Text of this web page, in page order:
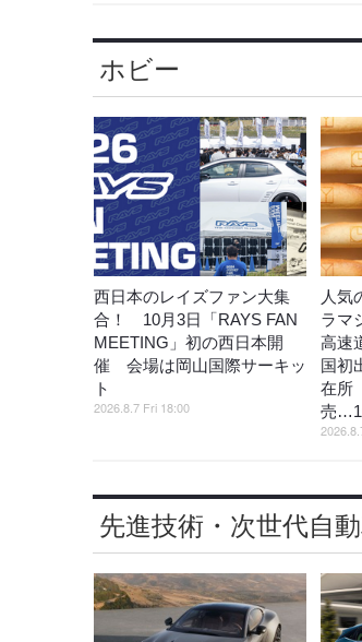
ホビー
西日本のレイズファン大集
合！ 10月3日「RAYS FAN
MEETING」初の西日本開
催 会場は岡山国際サーキッ
ト
2026.8.7 Fri 18:00
人気
ラマ
高速
国初
在所
売
先進技術・次世代自